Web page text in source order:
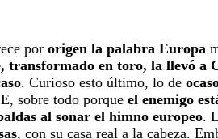
por origen la palabra Europa
transformado en toro, la llevó a
. Curioso esto último, lo de
sobre todo porque el enemigo
al sonar el himno europeo.
, con su casa real a la cabeza.